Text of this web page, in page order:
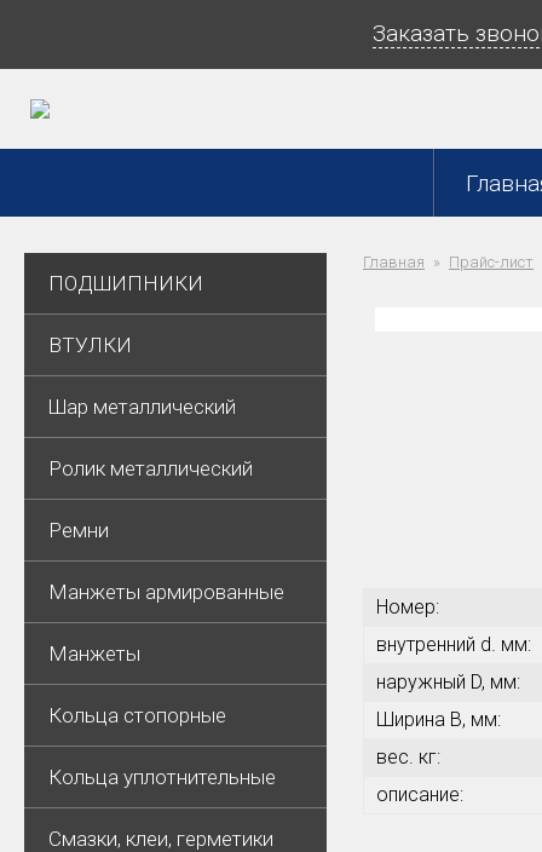
Заказать
ПОДШИПНИКИ
ВТУЛКИ
Шар металлический
Ролик металлический
Ремни
Манжеты армированные
Манжеты
Кольца стопорные
Кольца уплотнительные
Смазки, клеи, герметики
Главная Прайс-лист
Номер:
внутренний d. мм:
наружный D, мм:
Ширина В, мм:
вес. кг:
описание: